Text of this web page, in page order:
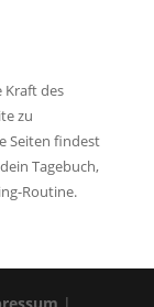
Kraft des
zu
Seiten findest
Tagebuch,
Routine.